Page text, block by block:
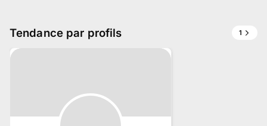
Tendance par profils 1